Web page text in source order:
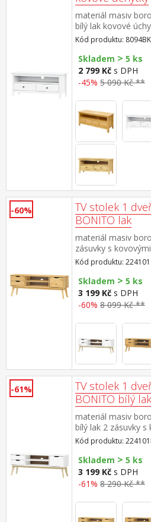
materiál masiv
bílý lak kovové
černěná mosaz 2
1 police
Kód produktu: 8094BK
Skladem > 5 ks
2 799 Kč s DPH
-45% 5 090 Kč **
-60%
TV stolek 1
BONITO lak
materiál masiv
zásuvky s
police otvor na
Kód produktu: 224101
Skladem > 5 ks
3 199 Kč s DPH
-60% 8 099 Kč **
-61%
TV stolek 1
BONITO bílý lak
materiál masiv
bílý lak 2 zásuvky
1 police otvor na
Kód produktu:
Skladem > 5 ks
3 199 Kč s DPH
-61% 8 290 Kč **